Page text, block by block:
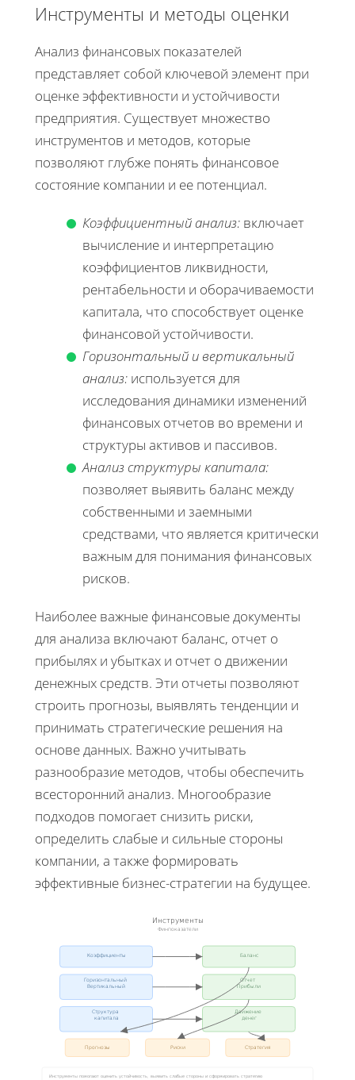
Инструменты и методы оценки
Анализ финансовых показателей
представляет собой ключевой элемент при
оценке эффективности и устойчивости
предприятия. Существует множество
инструментов и методов, которые
позволяют глубже понять финансовое
состояние компании и ее потенциал.
Коэффициентный анализ: включает
вычисление и интерпретацию
коэффициентов ликвидности,
рентабельности и оборачиваемости
капитала, что способствует оценке
финансовой устойчивости.
Горизонтальный и вертикальный
анализ: используется для
исследования динамики изменений
финансовых отчетов во времени и
структуры активов и пассивов.
Анализ структуры капитала:
позволяет выявить баланс между
собственными и заемными
средствами, что является критически
важным для понимания финансовых
рисков.
Наиболее важные финансовые документы
для анализа включают баланс, отчет о
прибылях и убытках и отчет о движении
денежных средств. Эти отчеты позволяют
строить прогнозы, выявлять тенденции и
принимать стратегические решения на
основе данных. Важно учитывать
разнообразие методов, чтобы обеспечить
всесторонний анализ. Многообразие
подходов помогает снизить риски,
определить слабые и сильные стороны
компании, а также формировать
эффективные бизнес-стратегии на будущее.
Инструменты
Финпоказатели
Коэффициенты
Горизонтальный
Вертикальный
Структура
капитала
Баланс
Отчет
Прибыли
Движение
денег
Прогнозы Риски Стратегия
Инструменты помогают оценить устойчивость, выявить слабые стороны и сформировать стратегию